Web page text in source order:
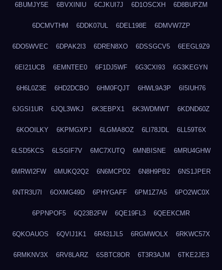
6BUMJY5E 6BVXINIU 6CJKUI7J 6D1OSCXH 6D8BUPZM
6DCMVTHM 6DDK07UL 6DEL198E 6DMVW7ZP
6DO5WVEC 6DPAK2I3 6DREN8XO 6DSSGCV5 6EEGL9Z9
6EI21UCB 6EMNTEE0 6F1DJ5WF 6G3CXI93 6G3KEGYN
6H6L0Z3E 6HD2DCBO 6HM0FQJT 6HWL9A3P 6I5IUH76
6JGSI1UR 6JQL3WKJ 6K3EBPX1 6K3WDMWT 6KDND60Z
6KOOILKY 6KPMGXPJ 6LGMA8OZ 6LI78JDL 6LL59T6X
6LSD5KCS 6LSGIF7V 6MC7XUTQ 6MNBISNE 6MRU4GHW
6MRWI2FW 6MUKQ2Q2 6N6MCPD2 6N8H9PB2 6NS1JPER
6NTR3U7I 6OXMG49D 6PHYGAFF 6PM1Z7A5 6PO2WC0X
6PPNPOF5 6Q23B2FW 6QE19FL3 6QEEKCMR
6QKOAUOS 6QVIJ1K1 6R431JL5 6RGMWOLX 6RKWC57X
6RMKNV3X 6RV8LARZ 6SBTC8OR 6T3R3AJM 6TKE2JE3